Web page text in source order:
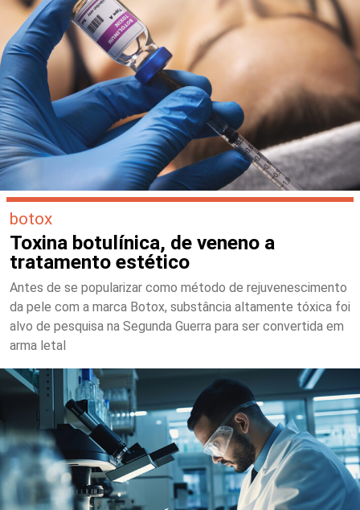
botox
Toxina botulínica, de veneno a
tratamento estético
Antes de se popularizar como método de rejuvenescimento
da pele com a marca Botox, substância altamente tóxica foi
alvo de pesquisa na Segunda Guerra para ser convertida em
arma letal